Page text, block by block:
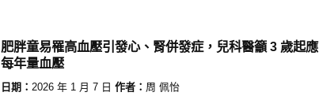
肥胖童易罹高血壓引發心、腎併發症，兒科醫籲 3 歲起應
每年量血壓
日期： 2026 年 1 月 7 日 作者： 周 佩怡